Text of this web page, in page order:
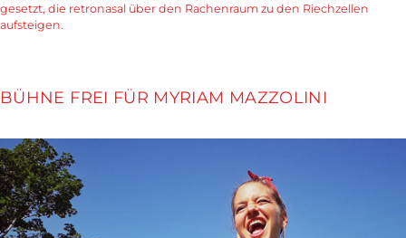
gesetzt, die retronasal über den Rachenraum zu den Riechzellen
aufsteigen.
BÜHNE FREI FÜR MYRIAM MAZZOLINI